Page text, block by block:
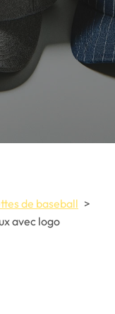
de baseball
avec logo